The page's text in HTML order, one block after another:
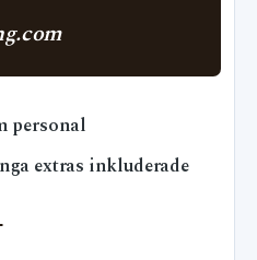
personal
extras inkluderade